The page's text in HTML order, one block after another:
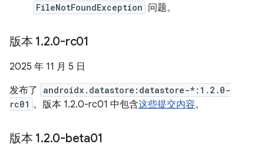
FileNotFoundException 问题。
版本 1.2.0-rc01
2025 年 11 月 5 日
发布了
androidx.datastore:datastore-*:1.2.0-
rc01 。版本 1.2.0-rc01 中包含这些提交内容。
版本 1.2.0-beta01